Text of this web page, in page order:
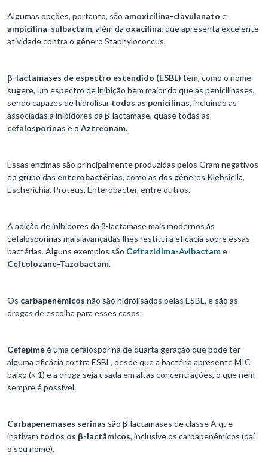
Algumas opções, portanto, são amoxicilina-clavulanato e
ampicilina-sulbactam, além da oxacilina, que apresenta excelente
atividade contra o gênero Staphylococcus.
β-lactamases de espectro estendido (ESBL) têm, como o nome
sugere, um espectro de inibição bem maior do que as penicilinases,
sendo capazes de hidrolisar todas as penicilinas, incluindo as
associadas a inibidores da β-lactamase, quase todas as
cefalosporinas e o Aztreonam.
Essas enzimas são principalmente produzidas pelos Gram negativos
do grupo das enterobactérias, como as dos gêneros Klebsiella,
Escherichia, Proteus, Enterobacter, entre outros.
A adição de inibidores da β-lactamase mais modernos às
cefalosporinas mais avançadas lhes restitui a eficácia sobre essas
bactérias. Alguns exemplos são Ceftazidima-Avibactame
Ceftolozane-Tazobactam.
Os carbapenêmicos não são hidrolisados pelas ESBL, e são as
drogas de escolha para esses casos.
Cefepimeé uma cefalosporina de quarta geração que pode ter
alguma eficácia contra ESBL, desde que a bactéria apresente MIC
baixo (< 1) e a droga seja usada em altas concentrações, o que nem
sempre é possível.
Carbapenemases serinas são β-lactamases de classe A que
inativam todos os β-lactâmicos, inclusive os carbapenêmicos (daí
o seu nome).